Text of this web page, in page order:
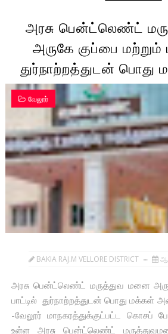
அரசு பென்ட்லெண்ட்
அருகே குப்பை மற்றும்
துர்நாற்றத்துடன் பொது
வேலூர்
BAKIA RAJ.M VELLORE DISTRICT
அரசு பென்ட்லெண்ட் மருத்துவ மனை
பாட்டில் துர்நாற்றத்துடன் பொது மக்கள்
-வேலூர் மாநகரத்துக்குட்பட்ட கொசப்
உள்ள அரசு பென்ட்லெண்ட்